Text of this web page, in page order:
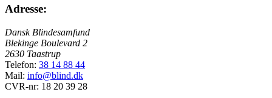
Adresse:
Dansk Blindesamfund
Blekinge Boulevard 2
2630 Taastrup
Telefon: 38 14 88 44
Mail: info@blind.dk
CVR-nr: 18 20 39 28